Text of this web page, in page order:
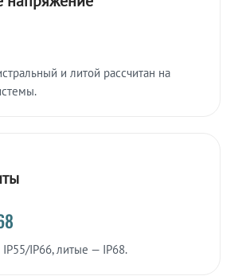
и литой рассчитан на
IP66, литые — IP68.